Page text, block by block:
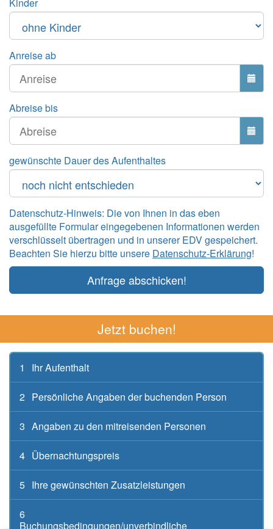
Anreise ab
Abreise bis
gewünschte Dauer des Aufenthaltes
Datenschutz-Hinweis: Die von Ihnen in das eben
ausgefüllte Formular eingegebenen Informationen werden
verschlüsselt übertragen und in unserer EDV gespeichert.
Beachten Sie hierzu bitte unsere Datenschutz-Erklärung!
Anfrage abschicken!
Jetzt buchen!
1 Ihr Aufenthalt
2 Persönliche Angaben der buchenden Person
3 Angaben zu den mitreisenden Personen
4 Übernachtungspreis
5 Ihre gewünschten Zusatzleistungen
6
Buchungsbedingungen/unverbindliche